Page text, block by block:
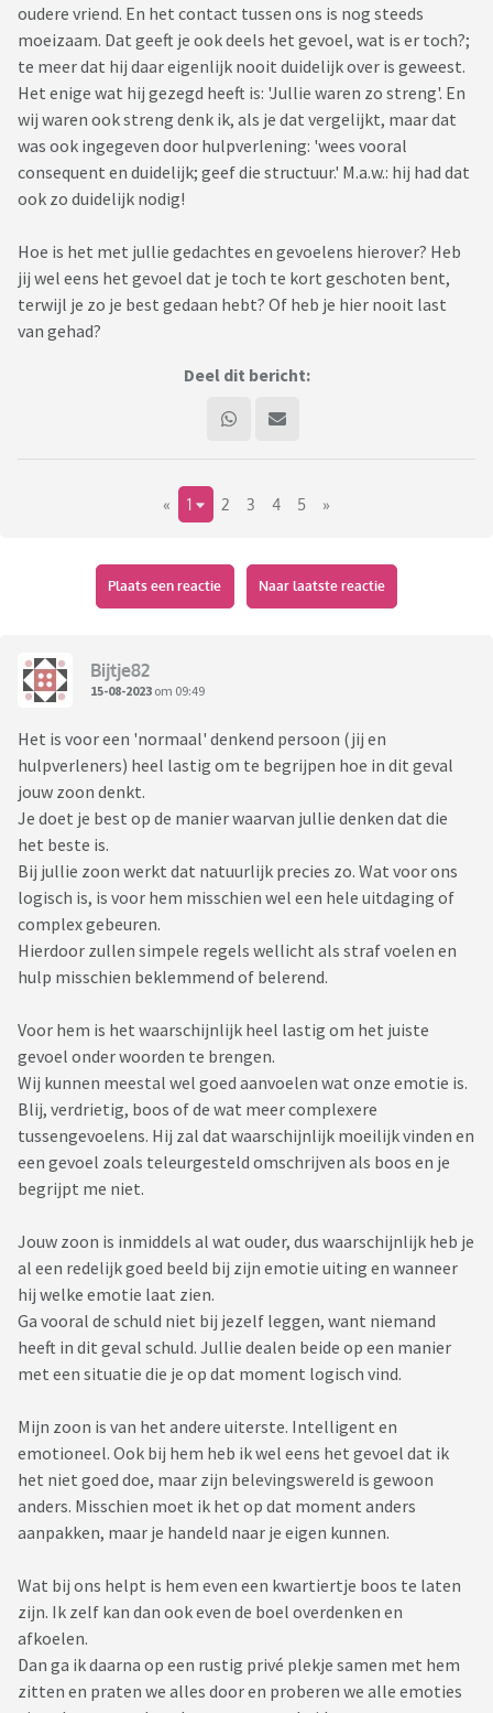
oudere vriend. En het contact tussen ons is nog steeds
moeizaam. Dat geeft je ook deels het gevoel, wat is er toch?;
te meer dat hij daar eigenlijk nooit duidelijk over is geweest.
Het enige wat hij gezegd heeft is: 'Jullie waren zo streng'. En
wij waren ook streng denk ik, als je dat vergelijkt, maar dat
was ook ingegeven door hulpverlening: 'wees vooral
consequent en duidelijk; geef die structuur.' M.a.w.: hij had dat
ook zo duidelijk nodig!
Hoe is het met jullie gedachtes en gevoelens hierover? Heb
jij wel eens het gevoel dat je toch te kort geschoten bent,
terwijl je zo je best gedaan hebt? Of heb je hier nooit last
van gehad?
Deel dit bericht:
« 1 2 3 4 5 »
Plaats een reactie Naar laatste reactie
Bijtje82
15-08-2023 om 09:49
Het is voor een 'normaal' denkend persoon (jij en
hulpverleners) heel lastig om te begrijpen hoe in dit geval
jouw zoon denkt.
Je doet je best op de manier waarvan jullie denken dat die
het beste is.
Bij jullie zoon werkt dat natuurlijk precies zo. Wat voor ons
logisch is, is voor hem misschien wel een hele uitdaging of
complex gebeuren.
Hierdoor zullen simpele regels wellicht als straf voelen en
hulp misschien beklemmend of belerend.
Voor hem is het waarschijnlijk heel lastig om het juiste
gevoel onder woorden te brengen.
Wij kunnen meestal wel goed aanvoelen wat onze emotie is.
Blij, verdrietig, boos of de wat meer complexere
tussengevoelens. Hij zal dat waarschijnlijk moeilijk vinden en
een gevoel zoals teleurgesteld omschrijven als boos en je
begrijpt me niet.
Jouw zoon is inmiddels al wat ouder, dus waarschijnlijk heb je
al een redelijk goed beeld bij zijn emotie uiting en wanneer
hij welke emotie laat zien.
Ga vooral de schuld niet bij jezelf leggen, want niemand
heeft in dit geval schuld. Jullie dealen beide op een manier
met een situatie die je op dat moment logisch vind.
Mijn zoon is van het andere uiterste. Intelligent en
emotioneel. Ook bij hem heb ik wel eens het gevoel dat ik
het niet goed doe, maar zijn belevingswereld is gewoon
anders. Misschien moet ik het op dat moment anders
aanpakken, maar je handeld naar je eigen kunnen.
Wat bij ons helpt is hem even een kwartiertje boos te laten
zijn. Ik zelf kan dan ook even de boel overdenken en
afkoelen.
Dan ga ik daarna op een rustig privé plekje samen met hem
zitten en praten we alles door en proberen we alle emoties